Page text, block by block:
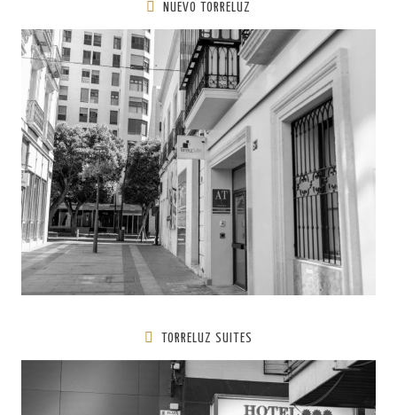
NUEVO TORRELUZ
TORRELUZ SUITES